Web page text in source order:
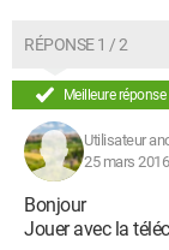
RÉPONSE 1 / 2
Meilleure réponse
Utilisateur
25 mars
Bonjour
Jouer avec la